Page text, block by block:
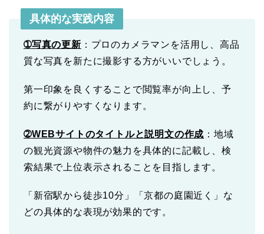
具体的な実践内容
➀写真の更新 ：プロのカメラマンを活用し、高品
質な写真を新たに撮影する方がいいでしょう。
第一印象を良くすることで閲覧率が向上し、予
約に繋がりやすくなります。
➁WEBサイトのタイトルと説明文の作成 ：地域
の観光資源や物件の魅力を具体的に記載し、検
索結果で上位表示されることを目指します。
「新宿駅から徒歩10分」「京都の庭園近く」な
どの具体的な表現が効果的です。